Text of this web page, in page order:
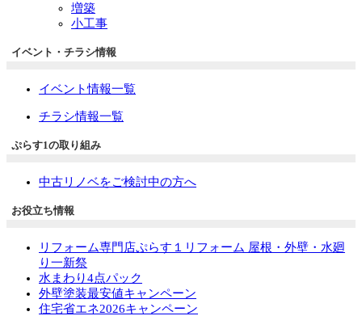
増築
小工事
イベント・チラシ情報
イベント情報一覧
チラシ情報一覧
ぷらす1の取り組み
中古リノベをご検討中の方へ
お役立ち情報
リフォーム専門店ぷらす１リフォーム 屋根・外壁・水廻
り一新祭
水まわり4点パック
外壁塗装最安値キャンペーン
住宅省エネ2026キャンペーン